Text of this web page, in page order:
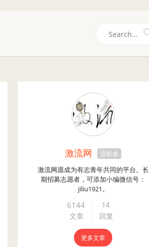
激流网 贡献者
激流网愿成为有志青年共同的平台。长
期招募志愿者，可添加小编微信号：
jiliu1921。
6144
文章
14
回复
更多文章